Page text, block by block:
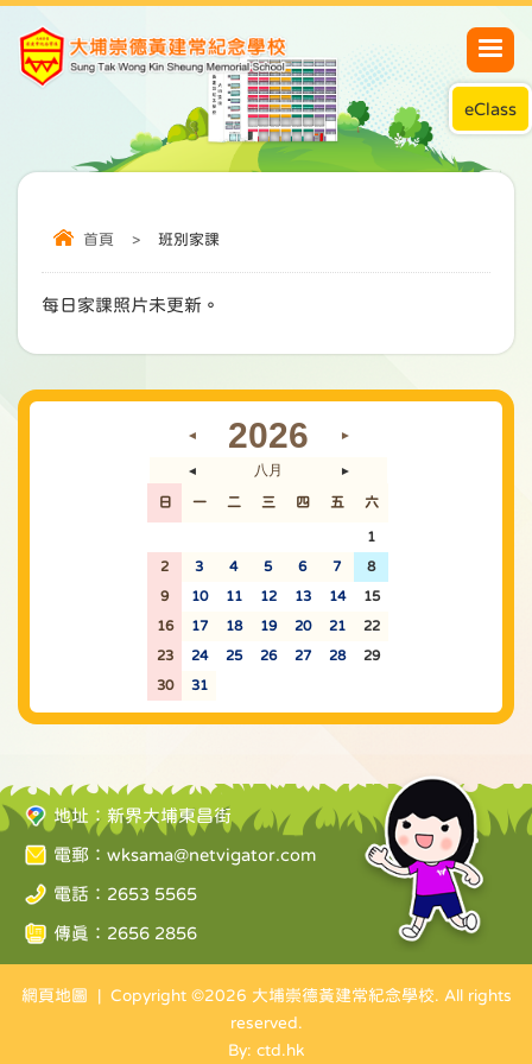
eClass
首頁 > 班別家課
每日家課照片未更新。
◄ 2026 ►
◄ 八月 ►
日 一 二 三 四 五 六
1
2 3 4 5 6 7 8
9 10 11 12 13 14 15
16 17 18 19 20 21 22
23 24 25 26 27 28 29
30 31
地址：新界大埔東昌街
電郵： wksama@netvigator.com
電話：2653 5565
傳真：2656 2856
網頁地圖 | Copyright ©2026 大埔崇德黃建常紀念學校. All rights
reserved.
By: ctd.hk